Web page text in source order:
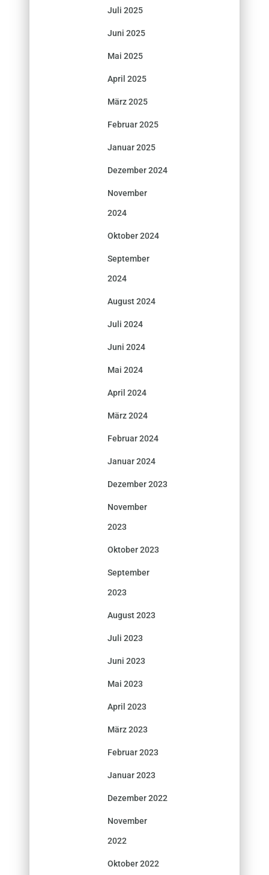
Juli 2025
Juni 2025
Mai 2025
April 2025
März 2025
Februar 2025
Januar 2025
Dezember 2024
November
2024
Oktober 2024
September
2024
August 2024
Juli 2024
Juni 2024
Mai 2024
April 2024
März 2024
Februar 2024
Januar 2024
Dezember 2023
November
2023
Oktober 2023
September
2023
August 2023
Juli 2023
Juni 2023
Mai 2023
April 2023
März 2023
Februar 2023
Januar 2023
Dezember 2022
November
2022
Oktober 2022